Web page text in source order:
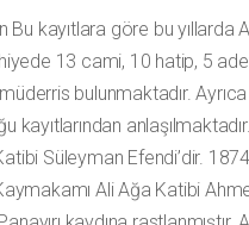
Bu kayıtlara göre bu
13 cami, 10 hatip, 5
bulunmaktadır.
kayıtlarından
Süleyman Efendi’dir.
Ali Ağa Katibi